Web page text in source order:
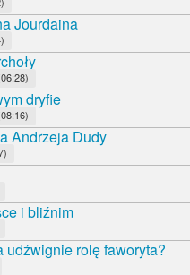
Jourdaina
dryfie
Andrzeja Dudy
i bliźnim
udźwignie rolę faworyta?